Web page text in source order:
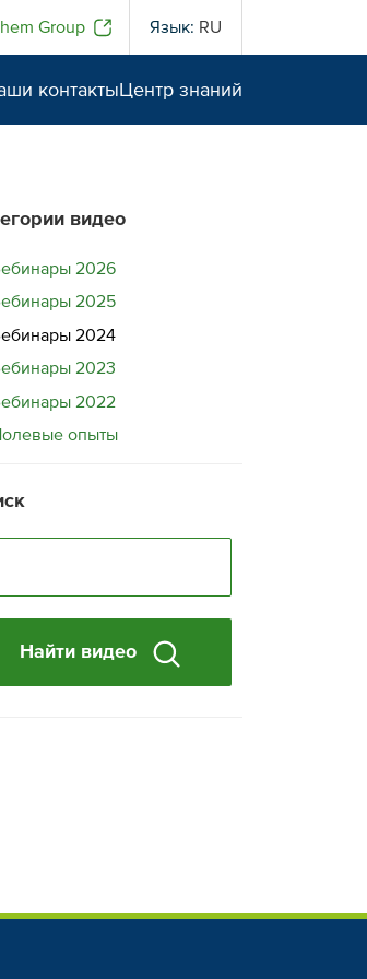
Group Язык: RU
контактыЦентр знаний
видео
2026
2025
2024
2023
2022
опыты
Найти видео